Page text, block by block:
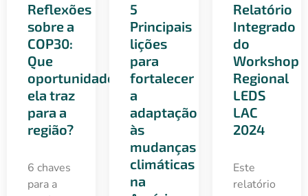
Reflexões
sobre a
COP30:
Que
oportunidades
ela traz
para a
região?
6 chaves
para a
5
Principais
lições
para
fortalecer
a
adaptação
às
mudanças
climáticas
na
Relatório
Integrado
do
Workshop
Regional
LEDS
LAC
2024
Este
relatório